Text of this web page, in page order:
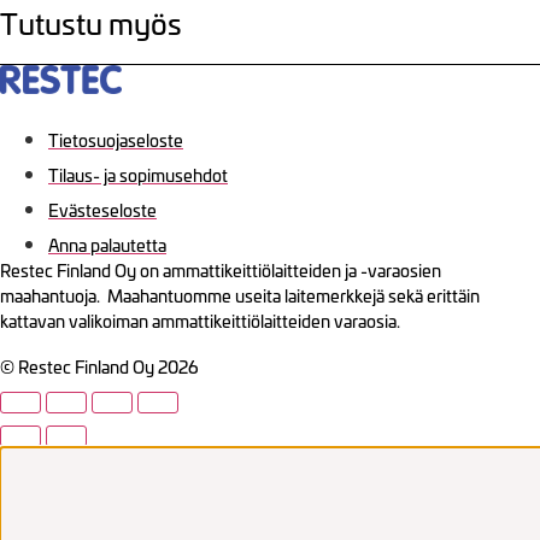
Tutustu myös
Tietosuojaseloste
Tilaus- ja sopimusehdot
Evästeseloste
Anna palautetta
Restec Finland Oy on ammattikeittiölaitteiden ja -varaosien
maahantuoja. Maahantuomme useita laitemerkkejä sekä erittäin
kattavan valikoiman ammattikeittiölaitteiden varaosia.
© Restec Finland Oy 2026